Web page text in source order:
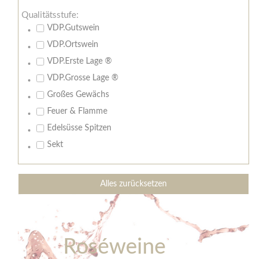
Qualitätsstufe:
VDP.Gutswein
VDP.Ortswein
VDP.Erste Lage ®
VDP.Grosse Lage ®
Großes Gewächs
Feuer & Flamme
Edelsüsse Spitzen
Sekt
Alles zurücksetzen
Roséweine